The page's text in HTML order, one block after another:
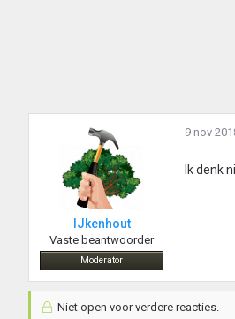
IJkenhout
Vaste beantwoorder
Moderator
9 nov
Ik denk
Niet open voor verdere reacties.